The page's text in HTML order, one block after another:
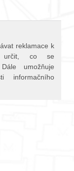
reklamace k
co se
umožňuje
informačního